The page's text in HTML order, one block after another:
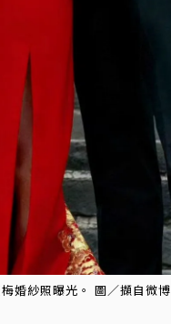
婚紗照曝光。 圖／擷自微博